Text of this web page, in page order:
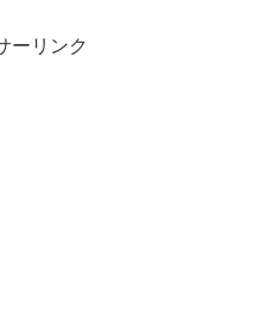
ーリンク